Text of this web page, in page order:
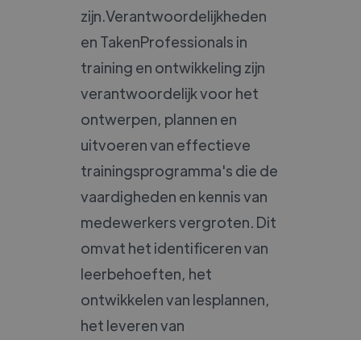
zijn.Verantwoordelijkheden
en TakenProfessionals in
training en ontwikkeling zijn
verantwoordelijk voor het
ontwerpen, plannen en
uitvoeren van effectieve
trainingsprogramma's die de
vaardigheden en kennis van
medewerkers vergroten. Dit
omvat het identificeren van
leerbehoeften, het
ontwikkelen van lesplannen,
het leveren van